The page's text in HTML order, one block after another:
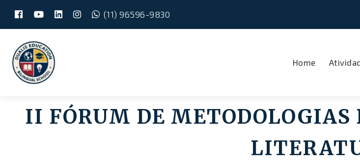
(11) 96596-9830
Home
II FÓRUM DE METODOLOGIAS